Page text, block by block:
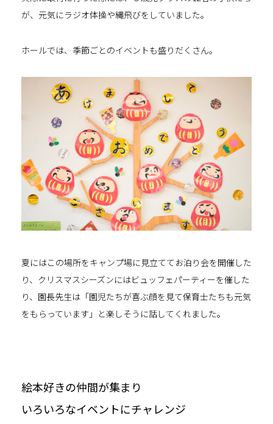
が、元気にラジオ体操や縄飛びをしていました。
ホールでは、季節ごとのイベントも盛りだくさん。
夏にはこの場所をキャンプ場に見立ててお泊り会を開催した
り、クリスマスシーズンにはビュッフェパーティーを催した
り、園長先生は「園児たちが喜ぶ顔を見て保育士たちも元気
をもらっています」と楽しそうに話してくれました。
絵本好きの仲間が集まり
いろいろなイベントにチャレンジ